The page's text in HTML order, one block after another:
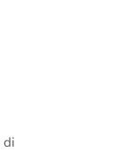
di